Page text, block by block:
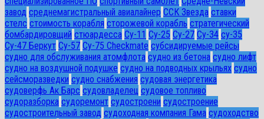
завод среднемагистральный авиалайнер ССК Звезда ставки
стелс стоимость корабля сторожевой корабль стратегический
бомбардировщий стюардесса Су-11 Су-25 Су-27 Су-34 су-35
Су-47 Беркут Су-57 Су-75 Checkmate субсидируемые рейсы
судно для обслуживания атомфлота судно из бетона судно лифт
судно на воздушной подушке судно на подводных крыльях судно
сейсморазведки судно снабжения судовая энергетика
судоверфь Ак Барс судовладелец судовое топливо
судоразборка судоремонт судостроени судостроение
судостроительный завод судоходная компания Гама судоходство